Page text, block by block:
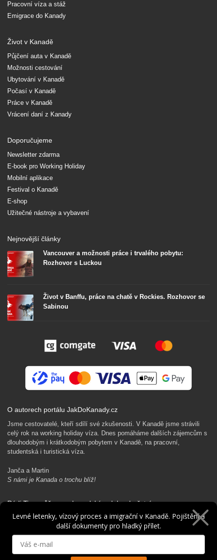
Pracovní víza a stáž
Emigrace do Kanady
Život v Kanadě
Půjčení auta v Kanadě
Možnosti cestování
Ubytování v Kanadě
Počasí v Kanadě
Práce v Kanadě
Vrácení daní z Kanady
Doporučujeme
Newsletter zdarma
E-book pro Working Holiday
Mobilní aplikace
Festival o Kanadě
E-shop
Užitečné nástroje a vybavení
Nejnovější články
Vancouver a možnosti práce i trvalého pobytu:
Rozhovor s Luckou
Život v Banffu, práce na chatě v Rockies. Rozhovor se
Sabinou
O autorech portálu JakDoKanady.cz
Jsme cestovatelé, kteří sdílí své zkušenosti. V Kanadě jsme strávili
celý rok na working holiday víza. Dnes pomáháme dalších zájemcům s
dlouhodobým i krátkodobým pobytem v Kanadě, na pracovní,
studentská i turistická víza.
Janča a Martin
S námi je Kanada o trochu blíž!
Rádi Ti pomůžeme s kanadským dobrodružstvím…
Levné letenky, vízový proces a imigrační v Kanadě. Pojištění a
další dokumenty pro hladký přílet.